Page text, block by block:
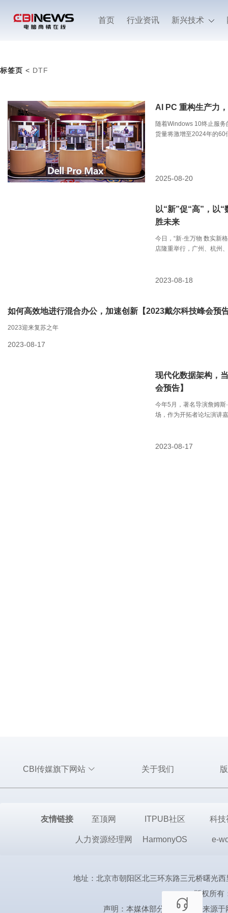
首页 行业资讯 新兴技术
标签页 < DTF
AI PC 重构生产力
随着Windows 10终止服
货量将激增至2024年的60
2025-08-20
以“新”促“高”，以
胜未来
今日，“新·生万物 数实
店隆重举行，广州、杭州
坛外，此次峰会还设置了
2023-08-18
如何高效地进行混合办公，加速创新【2023戴尔科技峰会预
2023迎来复苏之年
2023-08-17
现代化数据架构，
会预告】
今年5月，著名导演詹姆
场，作为开拓者论坛演讲
2023-08-17
CBI传媒旗下网站 关于我们
友情链接 至顶网 ITPUB社区 科技
人力资源经理网 HarmonyOS e-
地址：北京市朝阳区北三环东路三元桥曙光
版权所有
声明：本媒体部分图片、文章来源